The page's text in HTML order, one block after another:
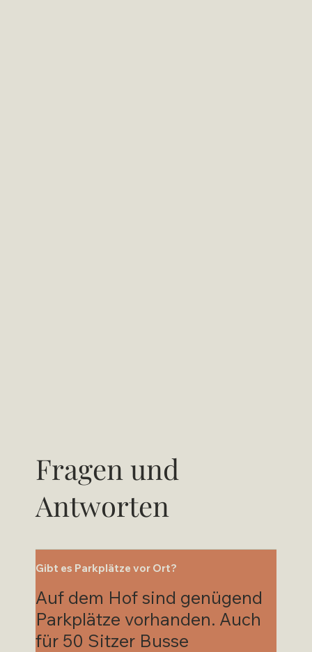
Gibt es Parkplätze vor Ort?
Auf dem Hof sind genügend
Parkplätze vorhanden. Auch
für 50 Sitzer Busse
Fragen und
Antworten